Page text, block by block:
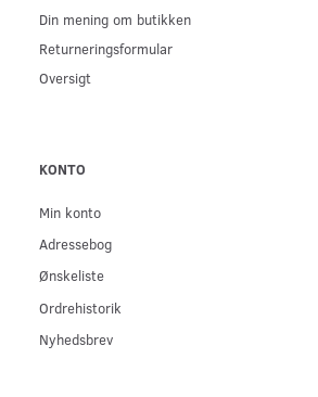
Din mening om butikken
Returneringsformular
Oversigt
KONTO
Min konto
Adressebog
Ønskeliste
Ordrehistorik
Nyhedsbrev